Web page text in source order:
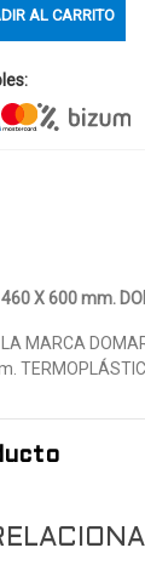
AL CARRITO
X 600 mm.
MARCA